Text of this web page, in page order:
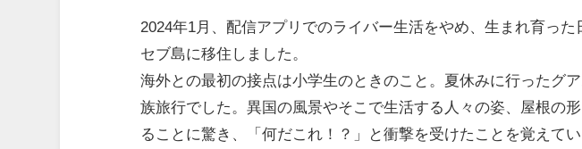
2024年1月、配信アプリでのライバー生活をやめ、生まれ育っ
セブ島に移住しました。
海外との最初の接点は小学生のときのこと。夏休みに行ったグ
族旅行でした。異国の風景やそこで生活する人々の姿、屋根の
ることに驚き、「何だこれ！？」と衝撃を受けたことを覚えてい